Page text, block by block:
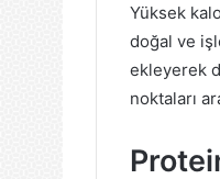
Yüksek
doğal ve
ekleyerek
noktaları